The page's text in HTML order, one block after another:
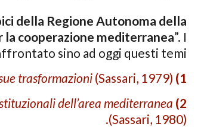
della Regione Autonoma della
cooperazione mediterranea”. I
sino ad oggi questi temi:
1)
(Sassari, 1979).
2)
dell’area mediterranea
(Sassari, 1980).